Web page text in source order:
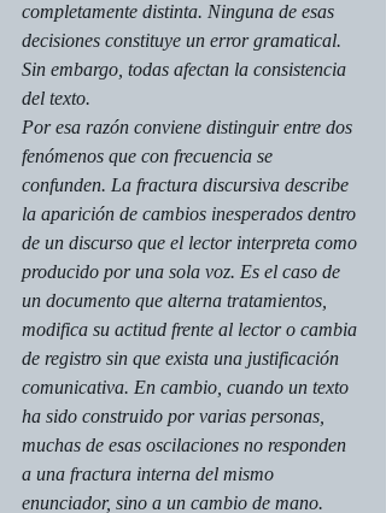
completamente distinta. Ninguna de esas
decisiones constituye un error gramatical.
Sin embargo, todas afectan la consistencia
del texto.
Por esa razón conviene distinguir entre dos
fenómenos que con frecuencia se
confunden. La fractura discursiva describe
la aparición de cambios inesperados dentro
de un discurso que el lector interpreta como
producido por una sola voz. Es el caso de
un documento que alterna tratamientos,
modifica su actitud frente al lector o cambia
de registro sin que exista una justificación
comunicativa. En cambio, cuando un texto
ha sido construido por varias personas,
muchas de esas oscilaciones no responden
a una fractura interna del mismo
enunciador, sino a un cambio de mano.